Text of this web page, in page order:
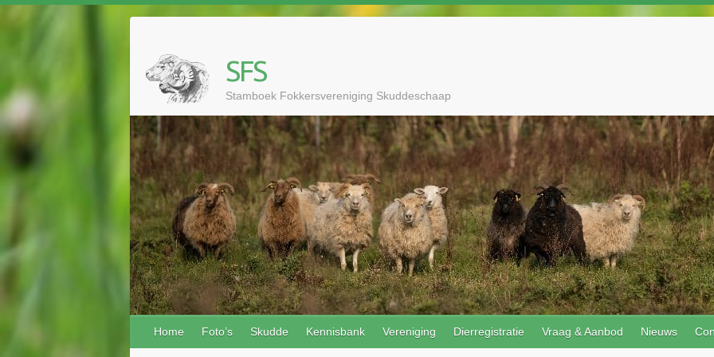
SFS
Stamboek Fokkersvereniging Skuddeschaap
Home Foto’s Skudde Kennisbank Vereniging Dierregistratie Vraag & Aanbod Nieuws